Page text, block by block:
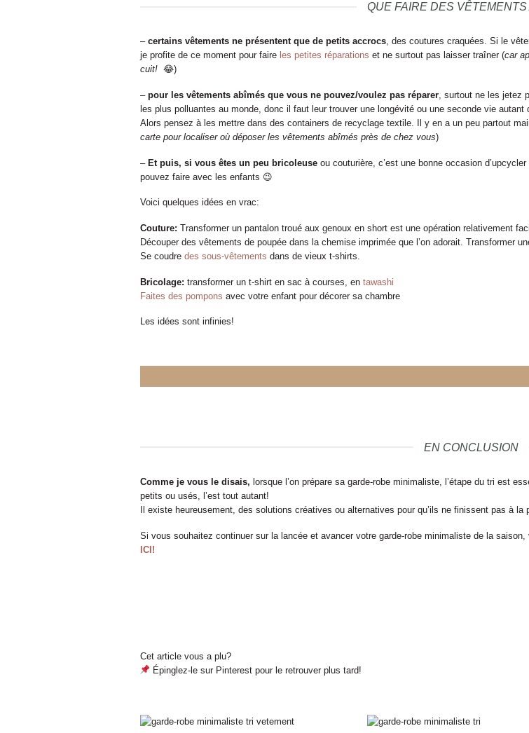
QUE FAIRE DES VÊTEMENTS
– certains vêtements ne présentent que de petits accrocs, des coutures craquées. Si le
je profite de ce moment pour faireles petites réparations et ne surtout pas laisser traîner (car
cuit!😂)
– pour les vêtements abîmés que vous ne pouvez/voulez pas réparer, surtout ne les jetez
les plus polluantes au monde, donc il faut leur trouver une longévité ou une seconde vie autant
Alors pensez à les mettre dans des containers de recyclage textile. Il y en a un peu partout
carte pour localiser où déposer les vêtements abîmés près de chez vous)
– Et puis, si vous êtes un peu bricoleuseou couturière, c’est une bonne occasion
pouvez faire avec les enfants 😉
Voici quelques idées en vrac:
Couture: Transformer un pantalon troué aux genoux en short est une opération relativement
Découper des vêtements de poupée dans la chemise imprimée que l’on adorait. Transformer
Se coudre des sous-vêtements dans de vieux t-shirts.
Bricolage: transformer un t-shirt en sac à courses, en tawashi
Faites des pompons avec votre enfant pour décorer sa chambre
Les idées sont infinies!
EN CONCLUSION
Comme je vous le disais, lorsque l’on prépare sa garde-robe minimaliste, l’étape du tri est
petits ou usés, l’est tout autant!
Il existe heureusement, des solutions créatives ou alternatives pour qu’ils ne finissent pas à la
Si vous souhaitez continuer sur la lancée et avancer votre garde-robe minimaliste de la
ICI!
Cet article vous a plu?
Épinglez-le sur Pinterest pour le retrouver plus tard!